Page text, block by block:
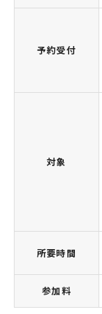
予約受付
対象
所要時間
参加料